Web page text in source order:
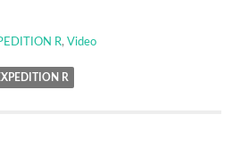
R,Video
R